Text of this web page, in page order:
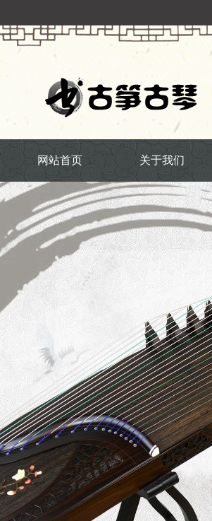
网站首页 关于我们